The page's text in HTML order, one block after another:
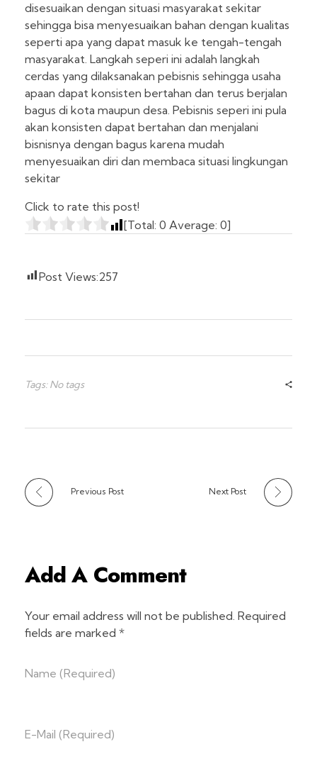
disesuaikan dengan situasi masyarakat sekitar
sehingga bisa menyesuaikan bahan dengan kualitas
seperti apa yang dapat masuk ke tengah-tengah
masyarakat. Langkah seperi ini adalah langkah
cerdas yang dilaksanakan pebisnis sehingga usaha
apaan dapat konsisten bertahan dan terus berjalan
bagus di kota maupun desa. Pebisnis seperi ini pula
akan konsisten dapat bertahan dan menjalani
bisnisnya dengan bagus karena mudah
menyesuaikan diri dan membaca situasi lingkungan
sekitar
Click to rate this post!
[Total: 0 Average: 0]
Post Views:257
Tags: No tags
Previous Post Next Post
Add A Comment
Your email address will not be published. Required
fields are marked *
Name (required)
E-Mail (required)